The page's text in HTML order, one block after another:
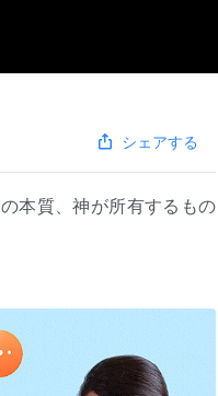
シェアする
の本質、神が所有するもの